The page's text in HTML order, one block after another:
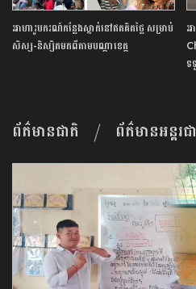
អាហារូបករណ៍​កន្លែង​ស្នាក់​នៅ​ឥត​គិត​ថ្លៃ​ ​សម្រាប់​
សិស្ស​-​និស្សិត​មកពី​តាម​បណ្តា​ខេត្ត​
អ
ទ
ព័ត៌មានជាតិ ព័ត៌មានអន្តរជ